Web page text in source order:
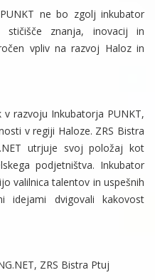
ne bo zgolj inkubator
znanja, inovacij in
vpliv na razvoj Haloz in
razvoju Inkubatorja PUNKT,
v regiji Haloze. ZRS Bistra
utrjuje svoj položaj kot
podjetništva. Inkubator
valilnica talentov in uspešnih
idejami dvigovali kakovost
ZRS Bistra Ptuj